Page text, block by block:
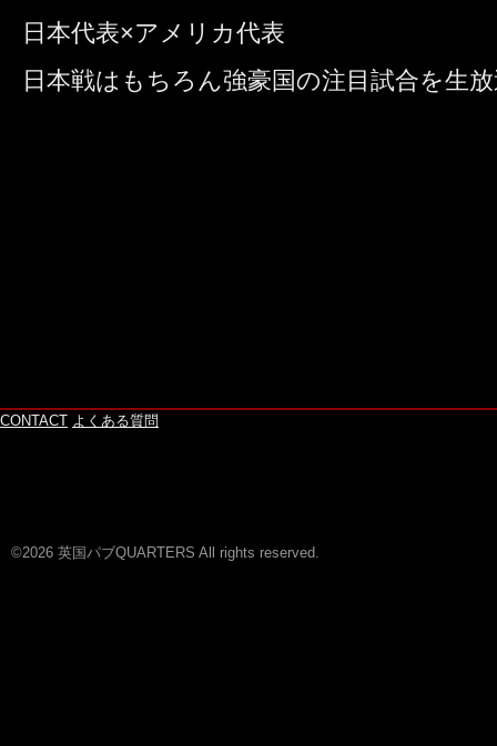
日本代表×アメリカ代表
日本戦はもちろん強豪国の注目試合を生
CONTACT よくある質問
©2026 英国パブQUARTERS All rights reserved.